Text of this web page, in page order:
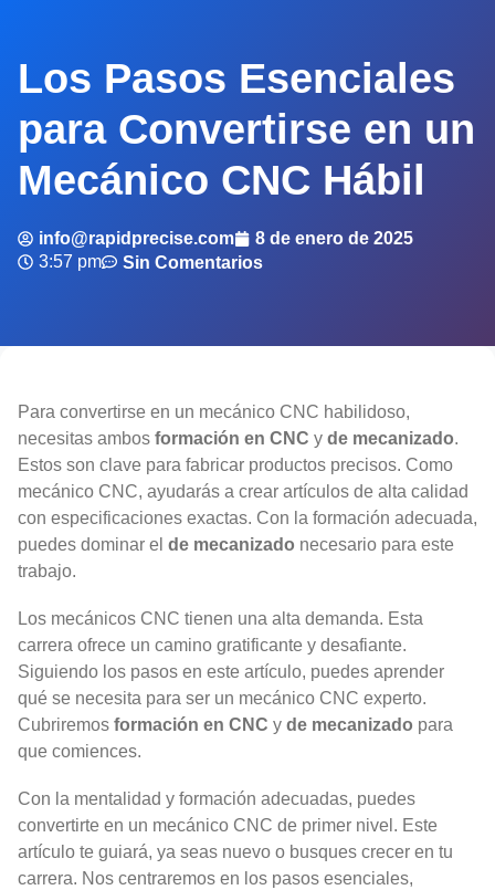
Los Pasos Esenciales
para Convertirse en un
Mecánico CNC Hábil
info@rapidprecise.com
8 de enero de 2025
3:57 pm
Sin Comentarios
Para convertirse en un mecánico CNC habilidoso,
necesitas ambos formación en CNC y de mecanizado.
Estos son clave para fabricar productos precisos. Como
mecánico CNC, ayudarás a crear artículos de alta calidad
con especificaciones exactas. Con la formación adecuada,
puedes dominar el de mecanizado necesario para este
trabajo.
Los mecánicos CNC tienen una alta demanda. Esta
carrera ofrece un camino gratificante y desafiante.
Siguiendo los pasos en este artículo, puedes aprender
qué se necesita para ser un mecánico CNC experto.
Cubriremos formación en CNC y de mecanizado para
que comiences.
Con la mentalidad y formación adecuadas, puedes
convertirte en un mecánico CNC de primer nivel. Este
artículo te guiará, ya seas nuevo o busques crecer en tu
carrera. Nos centraremos en los pasos esenciales,